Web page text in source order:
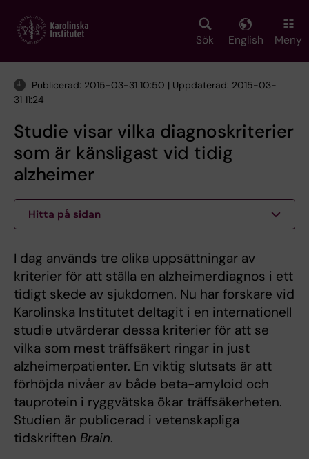
main
Sök English Meny
Publicerad: 2015-03-31 10:50 | Uppdaterad: 2015-03-
31 11:24
Studie visar vilka diagnoskriterier
som är känsligast vid tidig
alzheimer
Hitta på sidan
I dag används tre olika uppsättningar av
kriterier för att ställa en alzheimerdiagnos i ett
tidigt skede av sjukdomen. Nu har forskare vid
Karolinska Institutet deltagit i en internationell
studie utvärderar dessa kriterier för att se
vilka som mest träffsäkert ringar in just
alzheimerpatienter. En viktig slutsats är att
förhöjda nivåer av både beta-amyloid och
tauprotein i ryggvätska ökar träffsäkerheten.
Studien är publicerad i vetenskapliga
tidskriften Brain.